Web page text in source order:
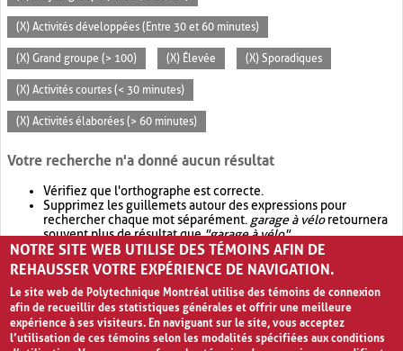
(X) Activités développées (Entre 30 et 60 minutes)
(X) Grand groupe (> 100) (X) Élevée (X) Sporadiques
(X) Activités courtes (< 30 minutes)
(X) Activités élaborées (> 60 minutes)
Votre recherche n'a donné aucun résultat
Vérifiez que l'orthographe est correcte.
Supprimez les guillemets autour des expressions pour
rechercher chaque mot séparément. garage à véloretournera
souvent plus de résultat que"garage à vélo".
Envisagez d'élargir votre recherche avec OR.garage OR vélo
retournera souvent plus de résultat quegarage à vélo
NOTRE SITE WEB UTILISE DES TÉMOINS AFIN DE
REHAUSSER VOTRE EXPÉRIENCE DE NAVIGATION.
Le site web de Polytechnique Montréal utilise des témoins de connexion
afin de recueillir des statistiques générales et offrir une meilleure
expérience à ses visiteurs. En naviguant sur le site, vous acceptez
l’utilisation de ces témoins selon les modalités spécifiées aux conditions